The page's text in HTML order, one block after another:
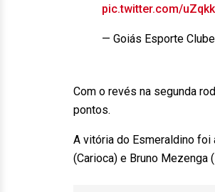
pic.twitter.com/
— Goiás Esporte
Com o revés na segunda
pontos.
A vitória do Esmeraldino
(Carioca) e Bruno Mezenga